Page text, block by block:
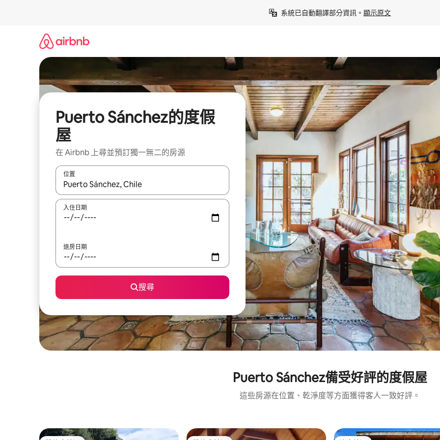
系統已自動翻譯部分資訊。 顯示原文
Puerto Sánchez的度假
屋
在 Airbnb 上尋並預訂獨一無二的房源
位置
如有搜尋結果，瀏覽內容時請使用上下箭頭，或輕點、滑動裝置。
入住日期
退房日期
搜尋
Puerto Sánchez備受好評的度假屋
這些房源在位置、乾淨度等方面獲得客人一致好評。